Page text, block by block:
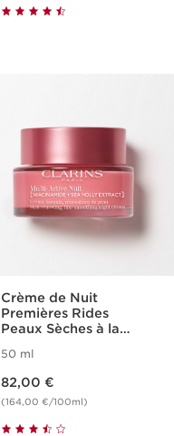
Crème de Nuit
Premières Rides
Peaux Sèches à la
Active
50 ml
82,00 €
(164,00 €/100ml)